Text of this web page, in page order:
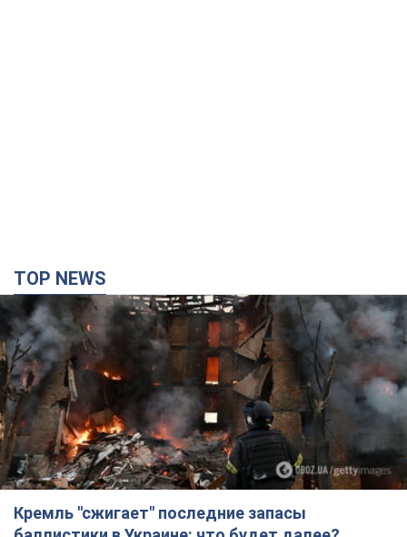
Кремль "сжигает" последние запасы
баллистики в Украине: что будет далее?
Интервью с Шарпом
В июле страна-агрессор установила "рекорд" по количеству
запущенных по Украине баллистических ракет
2 години тому 22,7 т.
В Екатеринбурге атакован склад Wildberries:
есть попадания, поднялся дым. Фото и видео